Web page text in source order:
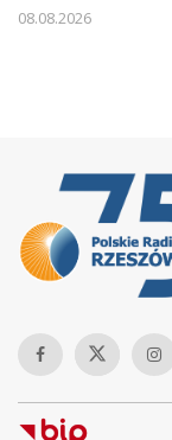
08.08.2026